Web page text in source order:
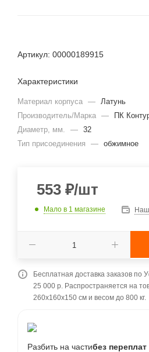
Артикул: 00000189915
Характеристики
Материал корпуса —
Латунь
Производитель/Марка —
ПК
Диаметр, мм.
— 32
Тип присоединения
— обжимное
553 ₽/шт
Мало в 1 магазине
Бесплатная доставка заказов по
25 000 р. Распространяется на
260x160x150 см и весом до 800 кг.
Разбить на частибез переплат